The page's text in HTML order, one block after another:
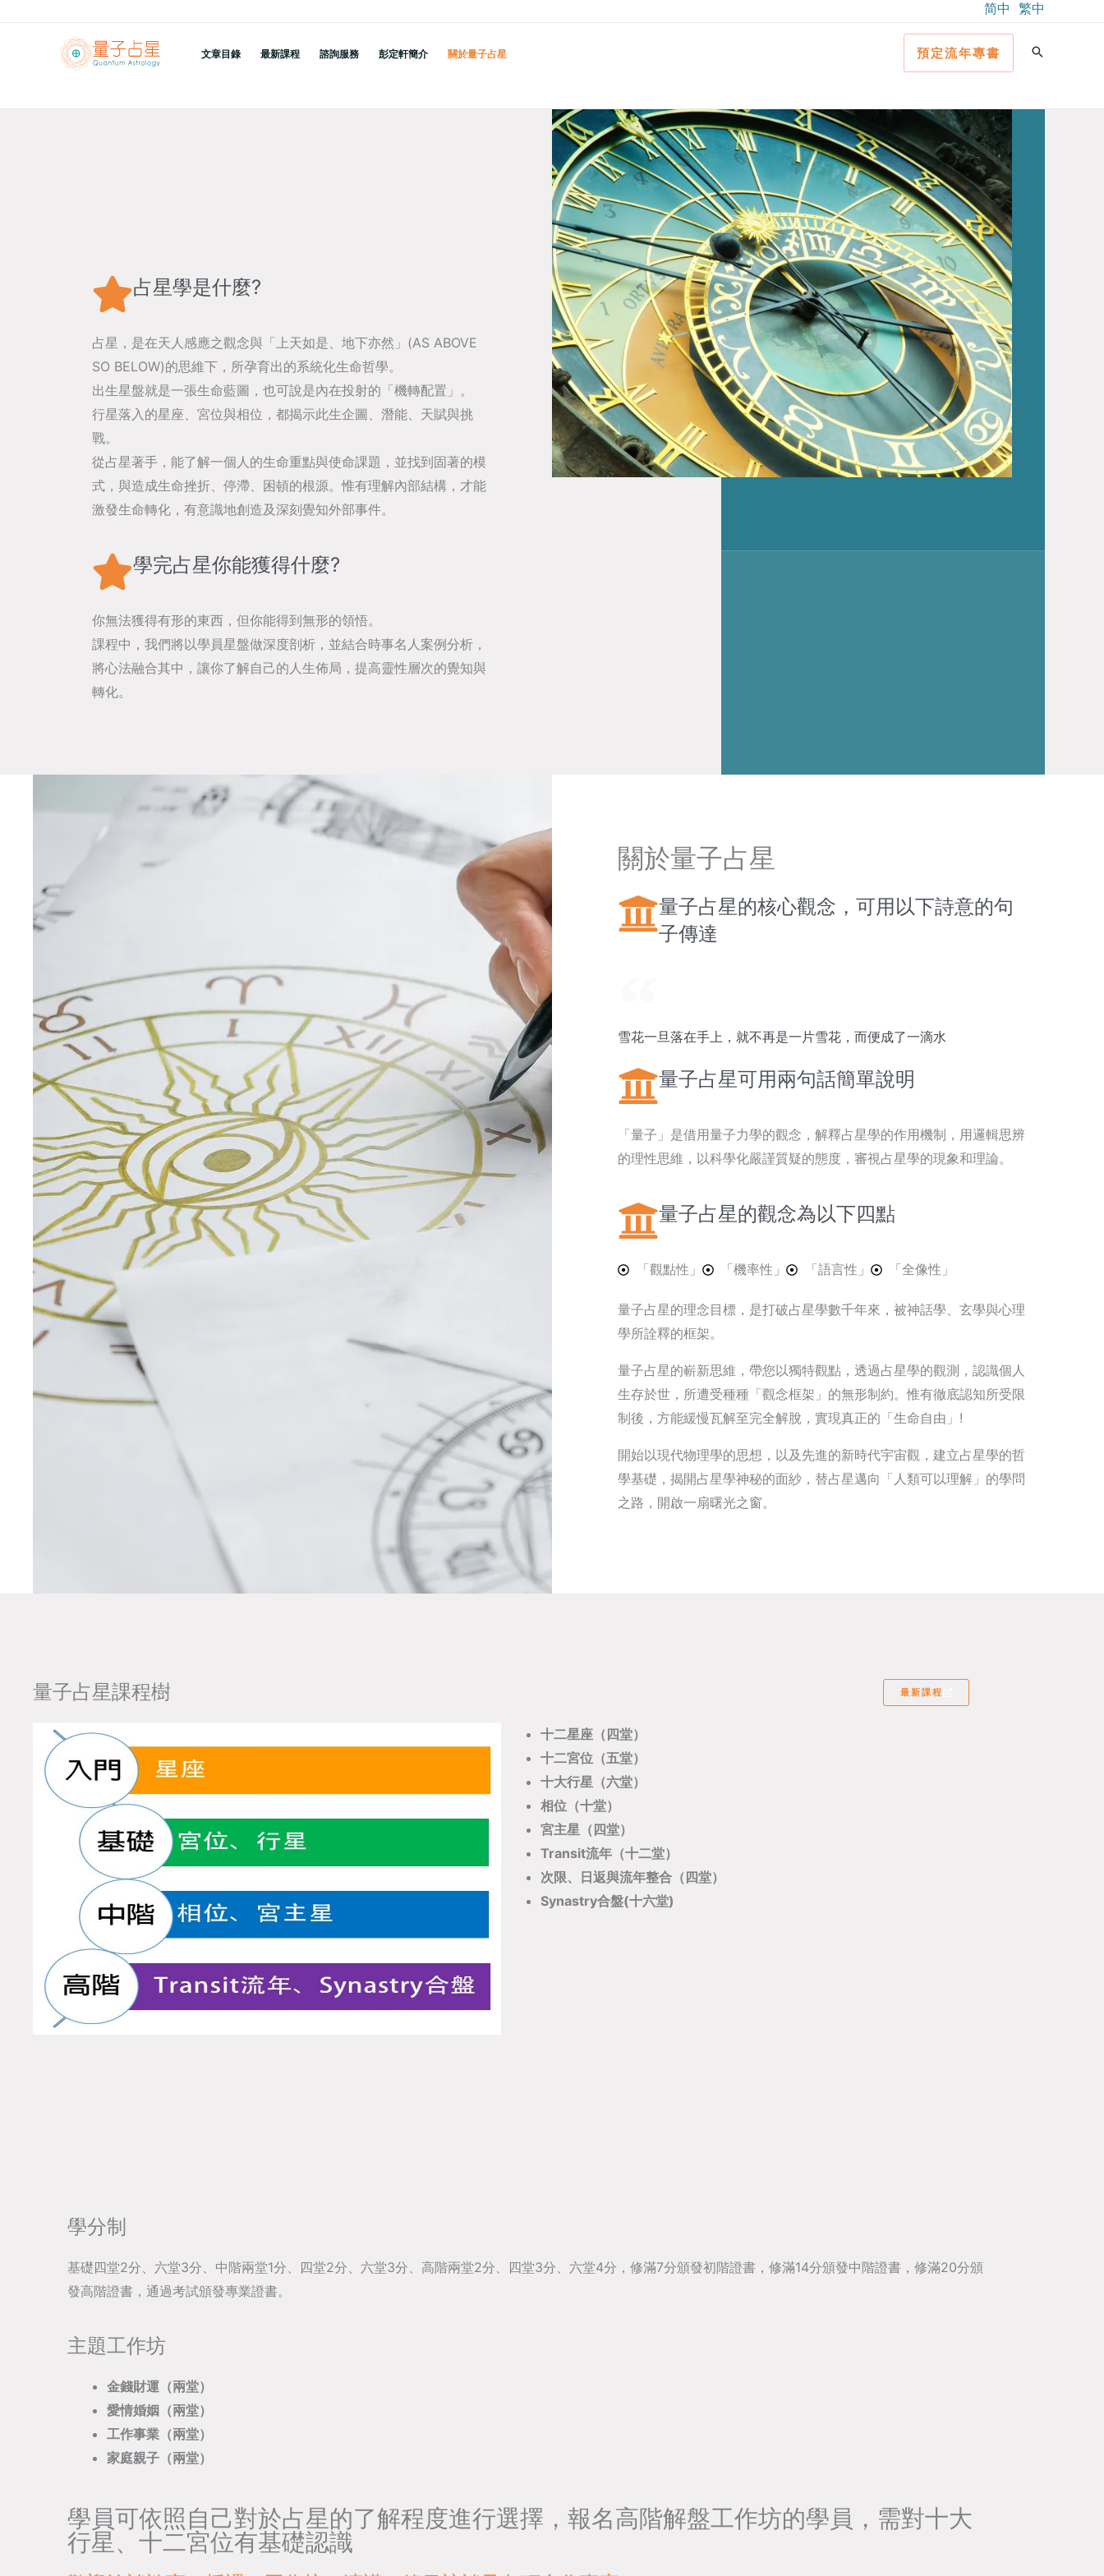
简中 繁中
文章目錄 最新課程 諮詢服務 彭定軒簡介 關於量子占星 預定流年專書
占星學是什麼?
占星，是在天人感應之觀念與「上天如是、地下亦然」(AS ABOVE
SO BELOW)的思維下，所孕育出的系統化生命哲學。
出生星盤就是一張生命藍圖，也可說是內在投射的「機轉配置」。
行星落入的星座、宮位與相位，都揭示此生企圖、潛能、天賦與挑
戰。
從占星著手，能了解一個人的生命重點與使命課題，並找到固著的模
式，與造成生命挫折、停滯、困頓的根源。惟有理解內部結構，才能
激發生命轉化，有意識地創造及深刻覺知外部事件。
學完占星你能獲得什麼?
你無法獲得有形的東西，但你能得到無形的領悟。
課程中，我們將以學員星盤做深度剖析，並結合時事名人案例分析，
將心法融合其中，讓你了解自己的人生佈局，提高靈性層次的覺知與
轉化。
關於量子占星
量子占星的核心觀念，可用以下詩意的句
子傳達
雪花一旦落在手上，就不再是一片雪花，而便成了一滴水
量子占星可用兩句話簡單說明
「量子」是借用量子力學的觀念，解釋占星學的作用機制，用邏輯思辨
的理性思維，以科學化嚴謹質疑的態度，審視占星學的現象和理論。
量子占星的觀念為以下四點
「觀點性」 「機率性」 「語言性」 「全像性」
量子占星的理念目標，是打破占星學數千年來，被神話學、玄學與心理
學所詮釋的框架。
量子占星的嶄新思維，帶您以獨特觀點，透過占星學的觀測，認識個人
生存於世，所遭受種種「觀念框架」的無形制約。惟有徹底認知所受限
制後，方能緩慢瓦解至完全解脫，實現真正的「生命自由」!
開始以現代物理學的思想，以及先進的新時代宇宙觀，建立占星學的哲
學基礎，揭開占星學神秘的面紗，替占星邁向「人類可以理解」的學問
之路，開啟一扇曙光之窗。
量子占星課程樹 最新課程
十二星座（四堂）
十二宮位（五堂）
十大行星（六堂）
相位（十堂）
宮主星（四堂）
Transit流年 （十二堂）
次限、日返與流年整合（四堂）
Synastry合盤(十六堂)
學分制
基礎四堂2分、六堂3分、中階兩堂1分、四堂2分、六堂3分、高階兩堂2分、四堂3分、六堂4分，修滿7分頒發初階證書，修滿14分頒發中階證書，修滿20分頒
發高階證書，通過考試頒發專業證書。
主題工作坊
金錢財運（兩堂）
愛情婚姻（兩堂）
工作事業（兩堂）
家庭親子（兩堂）
學員可依照自己對於占星的了解程度進行選擇，報名高階解盤工作坊的學員，需對十大
行星、十二宮位有基礎認識